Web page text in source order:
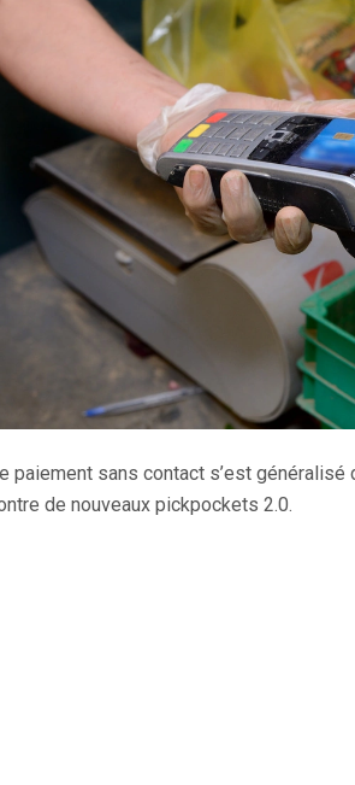
paiement sans contact s’est généralisé
de nouveaux pickpockets 2.0.